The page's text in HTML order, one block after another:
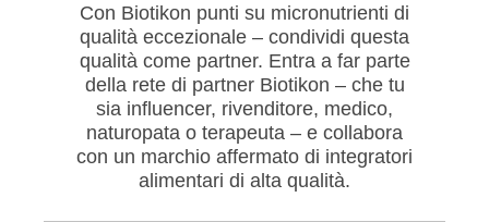
Con Biotikon punti su micronutrienti di
qualità eccezionale – condividi questa
qualità come partner. Entra a far parte
della rete di partner Biotikon – che tu
sia influencer, rivenditore, medico,
naturopata o terapeuta – e collabora
con un marchio affermato di integratori
alimentari di alta qualità.